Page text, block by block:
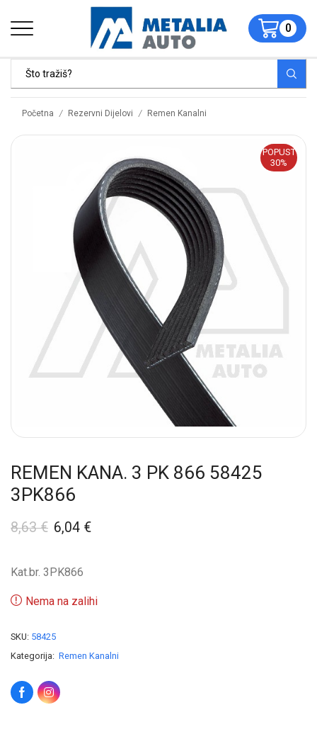
0
Početna / Rezervni Dijelovi / Remen Kanalni
POPUST
30%
REMEN KANA. 3 PK 866 58425
3PK866
8,63€ 6,04 €
Kat.br. 3PK866
Nema na zalihi
SKU: 58425
Kategorija: Remen Kanalni